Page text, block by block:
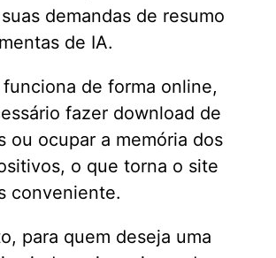
demandas de resumo
de IA.
de forma online,
fazer download de
ou ocupar a memória dos
o que torna o site
conveniente.
para quem deseja uma